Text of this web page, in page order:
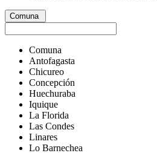
Comuna
Comuna
Antofagasta
Chicureo
Concepción
Huechuraba
Iquique
La Florida
Las Condes
Linares
Lo Barnechea